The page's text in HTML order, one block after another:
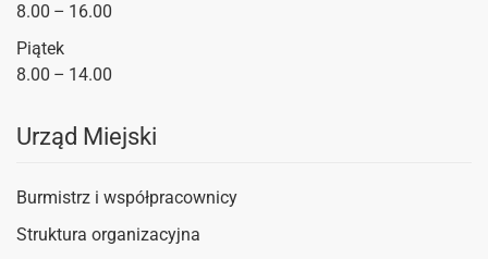
8.00 – 16.00
Piątek
8.00 – 14.00
Urząd Miejski
Burmistrz i współpracownicy
Struktura organizacyjna